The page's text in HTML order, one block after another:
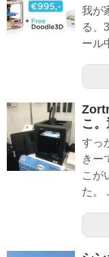
我が
る、
ール
こ
すっ
きー
こが
た。